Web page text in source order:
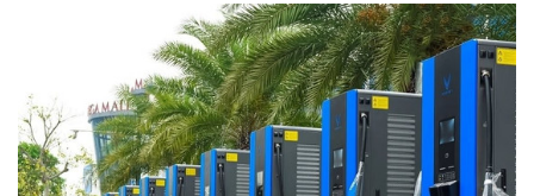
kỳ vọng thúc đẩy sử dụng điện xanh, đáp ứng nhu cầu ngày càng
tăng của nền kinh tế số và quá trình điện hóa giao thông.